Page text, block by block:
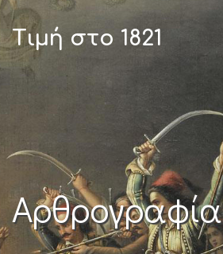
Τιμή στο 1821
Αρθρογραφία